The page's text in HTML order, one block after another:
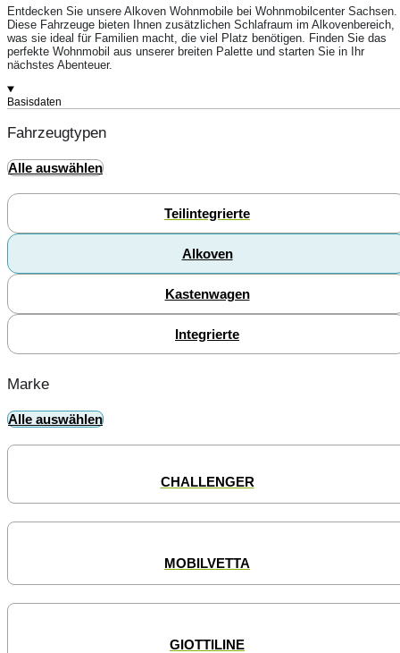
Entdecken Sie unsere Alkoven Wohnmobile bei Wohnmobilcenter Sachsen.
Diese Fahrzeuge bieten Ihnen zusätzlichen Schlafraum im Alkovenbereich,
was sie ideal für Familien macht, die viel Platz benötigen. Finden Sie das
perfekte Wohnmobil aus unserer breiten Palette und starten Sie in Ihr
nächstes Abenteuer.
Basisdaten
Fahrzeugtypen
Alle auswählen
Teilintegrierte
Alkoven
Kastenwagen
Integrierte
Marke
Alle auswählen
CHALLENGER
MOBILVETTA
GIOTTILINE